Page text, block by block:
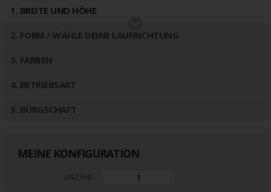
1 . BREITE UND HÖHE
2. FORM / WÄHLE DEINE LAUFRICHTUNG
3. FARBEN
4. BETRIEBSART
5. BÜRGSCHAFT
MEINE KONFIGURATION
ANZAHL: